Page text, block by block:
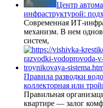
Центр
инфраструктурой:
Современная ИТ-
механизм. В нем
систем,
Правила разводки
коллекторная или
Правильная
квартире — залог